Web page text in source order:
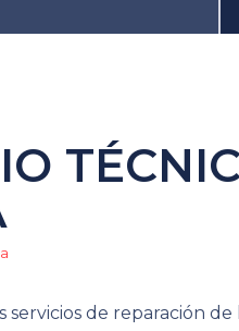
servicios de reparación